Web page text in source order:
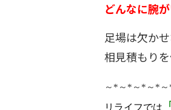
どんなに腕
足場は欠かせ
相見積もり
～ * ～ * ～ * ～ * ～
リライフでは